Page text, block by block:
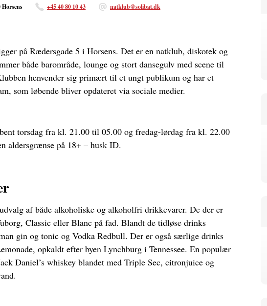
Horsens +45 40 80 10 43 natklub@solibat.dk
på Rædersgade 5 i Horsens. Det er en natklub, diskotek og
både barområde, lounge og stort dansegulv med scene til
henvender sig primært til et ungt publikum og har et
som løbende bliver opdateret via sociale medier.
torsdag fra kl. 21.00 til 05.00 og fredag-lørdag fra kl. 22.00
aldersgrænse på 18+ – husk ID.
af både alkoholiske og alkoholfri drikkevarer. De der er
Classic eller Blanc på fad. Blandt de tidløse drinks
gin og tonic og Vodka Redbull. Der er også særlige drinks
opkaldt efter byen Lynchburg i Tennessee. En populær
Daniel’s whiskey blandet med Triple Sec, citronjuice og